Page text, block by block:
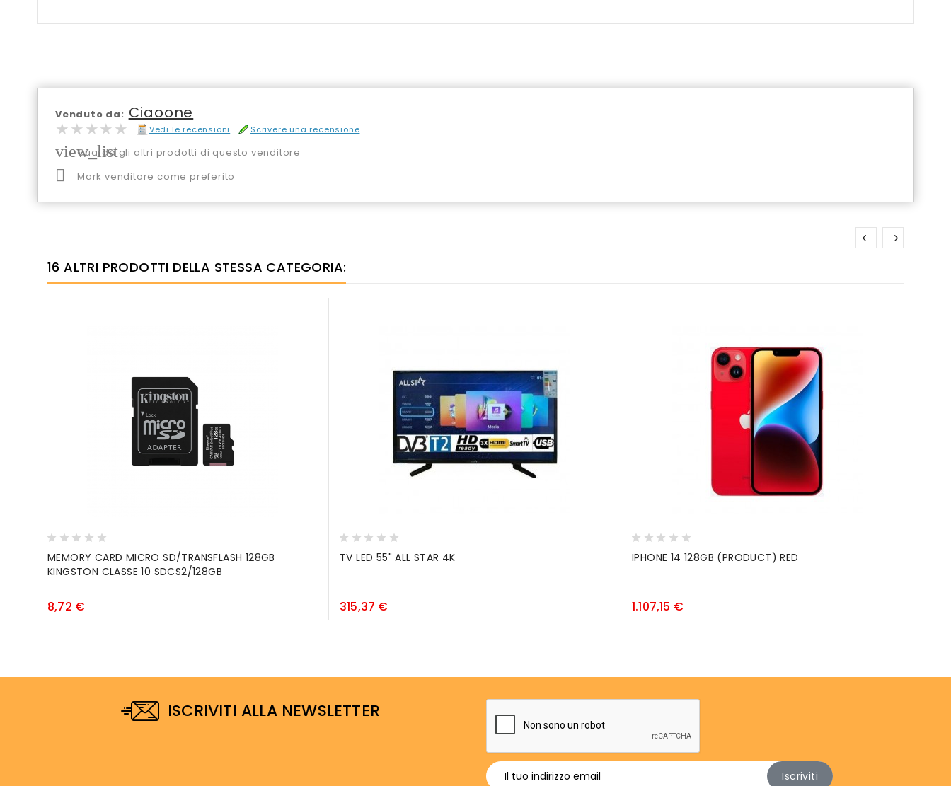
Venduto da: Ciaoone
★★★★★
★★★★★ Vedi le recensioni Scrivere una recensione
view_list
Guarda gli altri prodotti di questo venditore
 Mark venditore come preferito
16 ALTRI PRODOTTI DELLA STESSA CATEGORIA:
MEMORY CARD MICRO SD/TRANSFLASH 128GB
KINGSTON CLASSE 10 SDCS2/128GB
8,72 €
TV LED 55" ALL STAR 4K
315,37 €
IPHONE 14 128GB (PRODUCT) RED
1.107,15 €
ISCRIVITI ALLA NEWSLETTER